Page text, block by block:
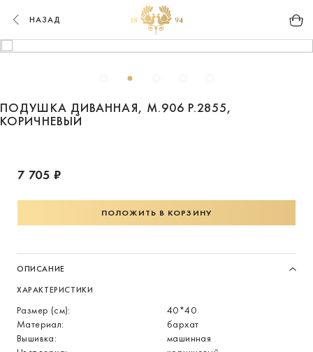
НАЗАД
ПОДУШКА ДИВАННАЯ, М.906 Р.2855,
КОРИЧНЕВЫЙ
7 705 ₽
ПОЛОЖИТЬ В КОРЗИНУ
ОПИСАНИЕ
ХАРАКТЕРИСТИКИ
Размер (см):
40*40
Материал:
бархат
Вышивка:
машинная